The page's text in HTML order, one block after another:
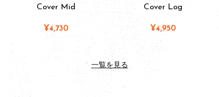
Cover Mid
¥4,730
Cover Log
¥4,950
一覧を見る